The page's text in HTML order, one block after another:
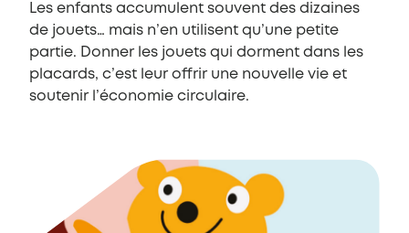
Les enfants accumulent souvent des dizaines
de jouets… mais n’en utilisent qu’une petite
partie. Donner les jouets qui dorment dans les
placards, c’est leur offrir une nouvelle vie et
soutenir l’économie circulaire.